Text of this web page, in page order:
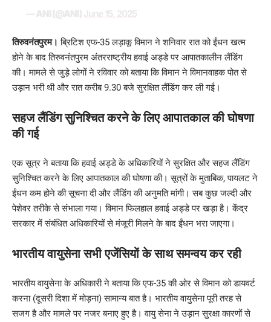
तिरुवनंतपुरम। ब्रिटिश एफ-35 लड़ाकू विमान ने शनिवार रात को ईंधन खत्म
होने के बाद तिरुवनंतपुरम अंतरराष्ट्रीय हवाई अड्डे पर आपातकालीन लैंडिंग
की। मामले से जुड़े लोगों ने रविवार को बताया कि विमान ने विमानवाहक पोत से
उड़ान भरी थी और रात करीब 9.30 बजे सुरक्षित लैंडिंग कर ली गई।
सहज लैंडिंग सुनिश्चित करने के लिए आपातकाल की घोषणा
की गई
एक सूत्र ने बताया कि हवाई अड्डे के अधिकारियों ने सुरक्षित और सहज लैंडिंग
सुनिश्चित करने के लिए आपातकाल की घोषणा की। सूत्रों के मुताबिक, पायलट ने
ईंधन कम होने की सूचना दी और लैंडिंग की अनुमति मांगी। सब कुछ जल्दी और
पेशेवर तरीके से संभाला गया। विमान फिलहाल हवाई अड्डे पर खड़ा है। केंद्र
सरकार में संबंधित अधिकारियों से मंजूरी मिलने के बाद ईंधन भरा जाएगा।
भारतीय वायुसेना सभी एजेंसियों के साथ समन्वय कर रही
भारतीय वायुसेना के अधिकारी ने बताया कि एफ-35 की ओर से विमान को डायवर्ट
करना (दूसरी दिशा में मोड़ना) सामान्य बात है। भारतीय वायुसेना पूरी तरह से
सजग है और मामले पर नजर बनाए हुए है। वायु सेना ने उड़ान सुरक्षा कारणों से